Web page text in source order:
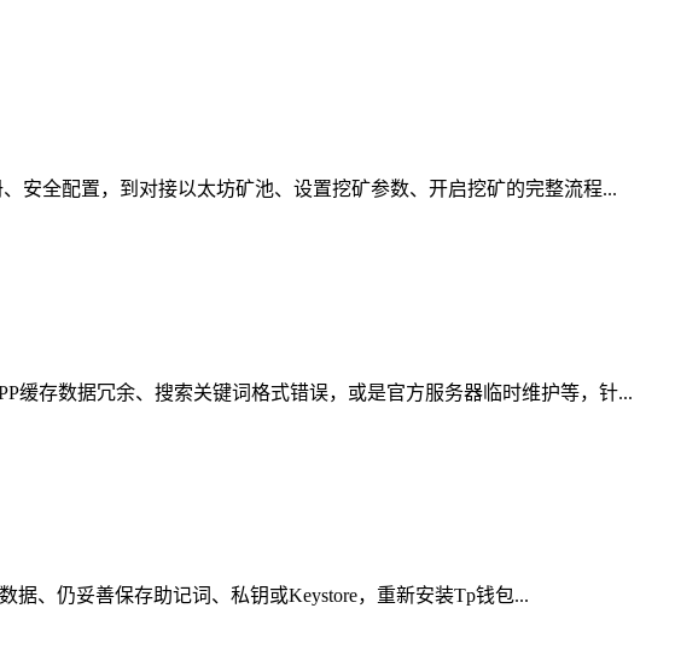
安全配置，到对接以太坊矿池、设置挖矿参数、开启挖矿的完整流程...
缓存数据冗余、搜索关键词格式错误，或是官方服务器临时维护等，针...
、仍妥善保存助记词、私钥或Keystore，重新安装Tp钱包...